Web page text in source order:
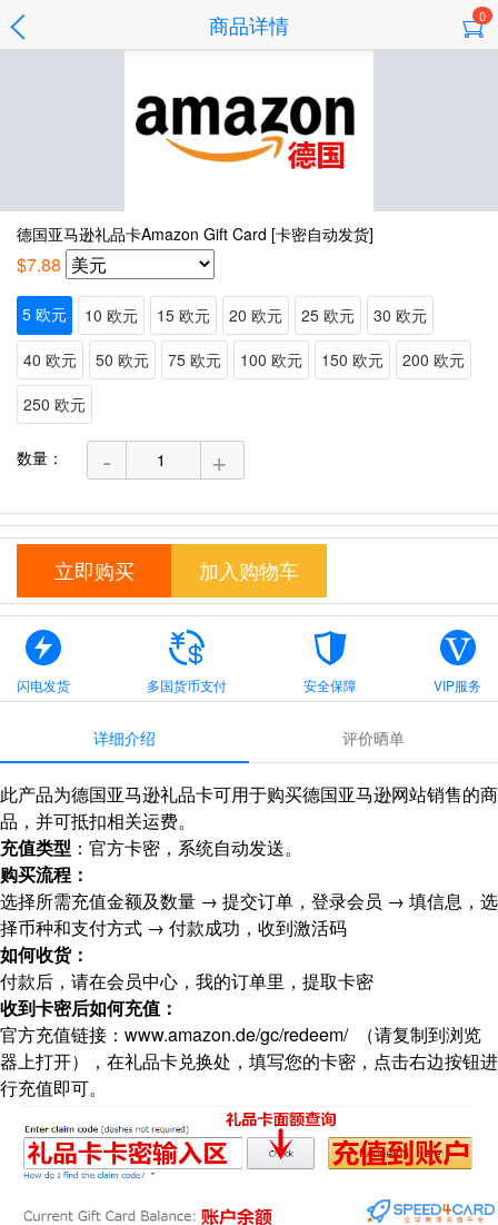
商品详情 0
德国亚马逊礼品卡Amazon Gift Card [卡密自动发货]
$7.88
5 欧元 10 欧元 15 欧元 20 欧元 25 欧元
30 欧元
40 欧元
50 欧元 75 欧元 100 欧元 150 欧元
200 欧元
250 欧元
数量： - +
立即购买 加入购物车
闪电发货 多国货币支付 安全保障 VIP服务
详细介绍 评价晒单
此产品为德国亚马逊礼品卡可用于购买德国亚马逊网站销售的商
品，并可抵扣相关运费。
充值类型 ：官方卡密，系统自动发送。
购买流程：
选择所需充值金额及数量 → 提交订单，登录会员 → 填信息，选
择币种和支付方式 → 付款成功，收到激活码
如何收货：
付款后，请在会员中心，我的订单里，提取卡密
收到卡密后如何充值：
官方充值链接：www.amazon.de/gc/redeem/ （请复制到浏览
器上打开），在礼品卡兑换处，填写您的卡密，点击右边按钮进
行充值即可。